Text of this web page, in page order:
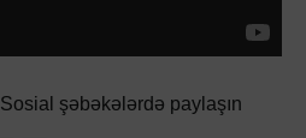
Sosial şəbəkələrdə paylaşın